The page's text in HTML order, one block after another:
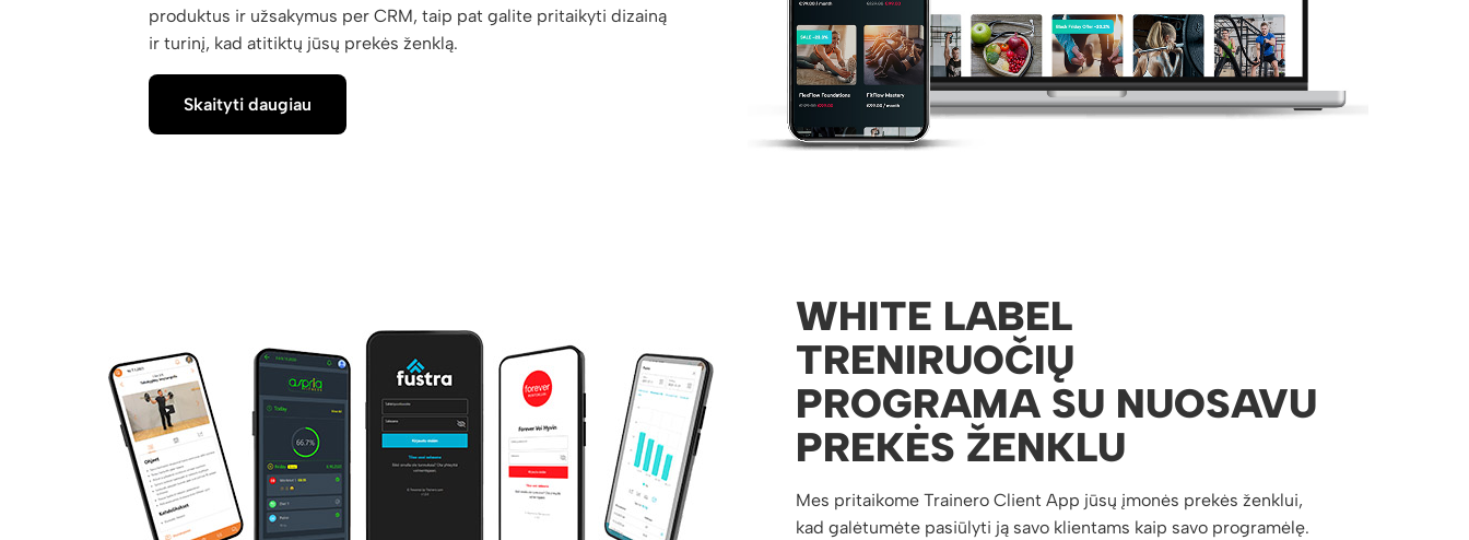
produktus ir užsakymus per CRM, taip pat galite pritaikyti dizainą
ir turinį, kad atitiktų jūsų prekės ženklą.
Skaityti daugiau
WHITE LABEL
TRENIRUOČIŲ
PROGRAMA SU NUOSAVU
PREKĖS ŽENKLU
Mes pritaikome Trainero Client App jūsų įmonės prekės ženklui,
kad galėtumėte pasiūlyti ją savo klientams kaip savo programėlę.